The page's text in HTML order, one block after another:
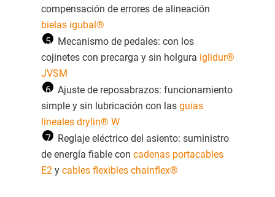
compensación de errores de alineación
bielas igubal®
5
Mecanismo de pedales: con los
cojinetes con precarga y sin holgura iglidur®
JVSM
6
Ajuste de reposabrazos: funcionamiento
simple y sin lubricación con las guías
lineales drylin® W
7
Reglaje eléctrico del asiento: suministro
de energía fiable con cadenas portacables
E2y cables flexibles chainflex®